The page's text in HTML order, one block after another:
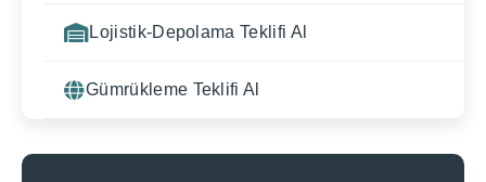
Lojistik-Depolama Teklifi Al
Gümrükleme Teklifi Al